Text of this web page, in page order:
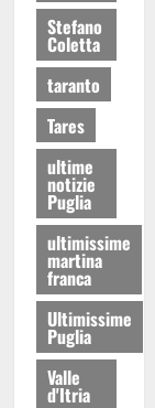
Stefano
Coletta
taranto
Tares
ultime
notizie
Puglia
ultimissime
martina
franca
Ultimissime
Puglia
Valle
d'Itria